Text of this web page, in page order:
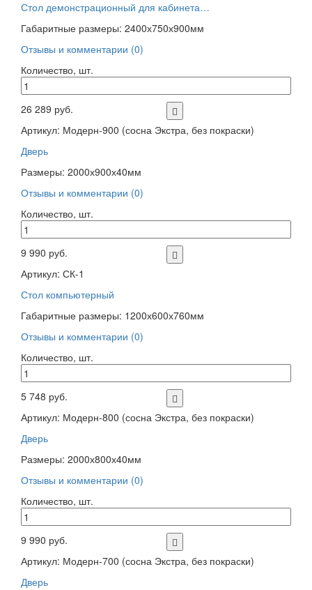
Стол демонстрационный для кабинета…
Габаритные размеры: 2400х750х900мм
Отзывы и комментарии (0)
Количество, шт.
26 289 руб.
Артикул: Модерн-900 (сосна Экстра, без покраски)
Дверь
Размеры: 2000х900х40мм
Отзывы и комментарии (0)
Количество, шт.
9 990 руб.
Артикул: СК-1
Стол компьютерный
Габаритные размеры: 1200х600х760мм
Отзывы и комментарии (0)
Количество, шт.
5 748 руб.
Артикул: Модерн-800 (сосна Экстра, без покраски)
Дверь
Размеры: 2000х800х40мм
Отзывы и комментарии (0)
Количество, шт.
9 990 руб.
Артикул: Модерн-700 (сосна Экстра, без покраски)
Дверь